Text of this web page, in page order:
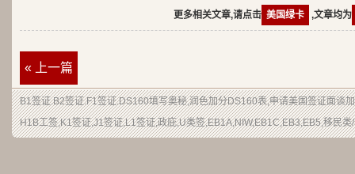
更多相关文章,请点击 美国绿卡 ,文章均为
« 上一篇
B1签证.B2签证.F1签证.DS160填写奥秘,润色加分DS160表,申请美国签证面谈
H1B工签,K1签证,J1签证,L1签证,政庇,U类签,EB1A,NIW,EB1C,EB3,EB5,移民